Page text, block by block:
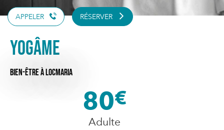
APPELER RÉSERVER
Yogâme
BIEN-ÊTREÀ LOCMARIA
80€
Adulte